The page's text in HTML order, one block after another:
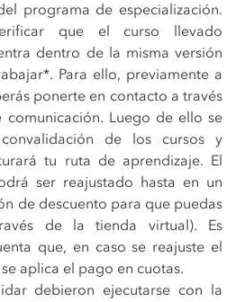
programa de especialización.
que el curso llevado
dentro de la misma versión
Para ello, previamente a
ponerte en contacto a través
comunicación. Luego de ello se
de los cursos y
tu ruta de aprendizaje. El
ser reajustado hasta en un
de descuento para que puedas
de la tienda virtual). Es
que, en caso se reajuste el
aplica el pago en cuotas.
debieron ejecutarse con la